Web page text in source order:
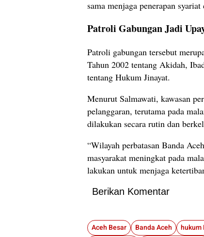
sama menjaga penerapan
Patroli Gabungan Jadi
Patroli gabungan tersebut
Tahun 2002 tentang Akidah,
tentang Hukum Jinayat.
Menurut Salmawati, kawasan
pelanggaran, terutama pada
dilakukan secara rutin dan
“Wilayah perbatasan Banda
masyarakat meningkat pada
lakukan untuk menjaga
Berikan Komentar
Aceh Besar Banda Aceh hukum